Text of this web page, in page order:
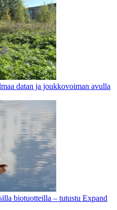
datan ja joukkovoiman avulla
biotuotteilla – tutustu Expand